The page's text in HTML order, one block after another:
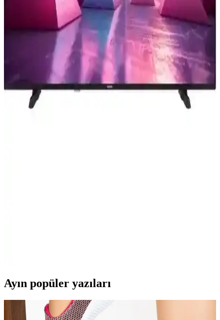
Samsung 55CU7000 ve 65U8000F Karşılaştırması:
Ekran Boyutu ve Özellikler Analizi
İki Samsung televizyon modeli olan 55CU7000 ve 65U8000F'in
ekran, çözünürlük, ses, bağlantı ve akıllı özellikleri detaylı
karşılaştırmasıyla en uygun seçimi yapın.
Homatics 4K TV Stick ile Yüksek Kaliteli Eğlence
Deneyimini Evinize Taşıyın
Homatics 4K TV Stick, yüksek çözünürlüklü görüntü ve geniş
depolama ile kolay kullanımlı medya oynatıcıdır, evinizde akıllı
Ayın popüler yazıları